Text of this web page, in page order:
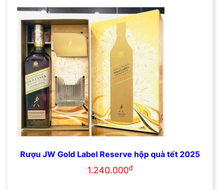
Rượu JW Gold Label Reserve hộp quà tết 2025
1.240.000đ